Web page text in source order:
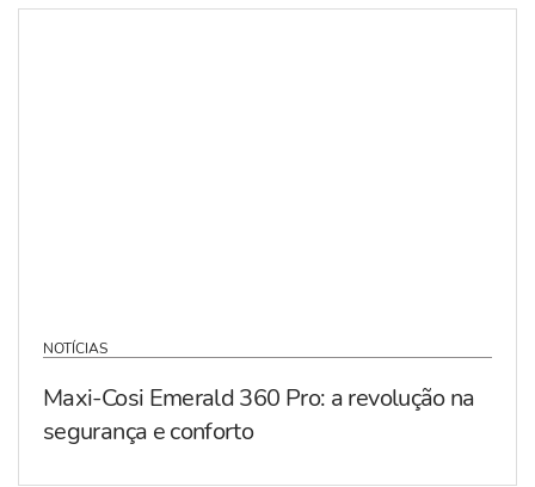
NOTÍCIAS
Maxi-Cosi Emerald 360 Pro: a revolução na
segurança e conforto